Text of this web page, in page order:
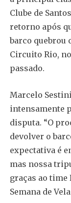
Clube de
retorno após
barco quebrou
Circuito Rio,
passado.
Marcelo
intensamente
disputa. “O
devolver o
expectativa é
mas nossa
graças ao time
Semana de